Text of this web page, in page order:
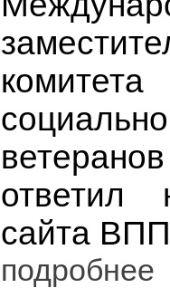
ответил
сайта
подробнее